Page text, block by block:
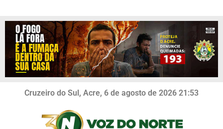
Cruzeiro do Sul, Acre, 6 de agosto de 2026 21:53